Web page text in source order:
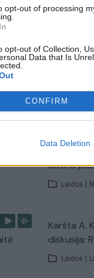
opt-out of processing
opt-out of Collection,
Data that Is
CONFIRM
Data Deletion
vaikų
būtina
Laidos |
Karšta A.
diskusija:
Laidos |